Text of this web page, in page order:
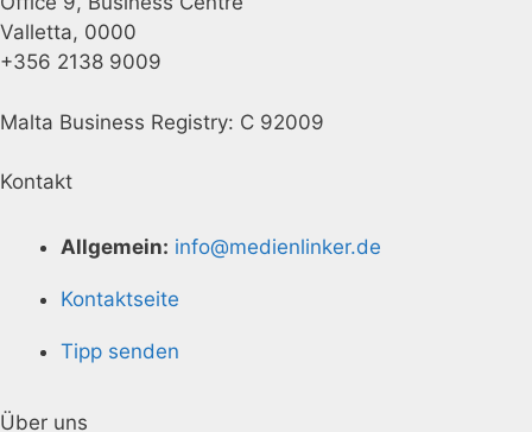
Valletta, 0000
+356 2138 9009
Malta Business Registry: C 92009
Kontakt
Allgemein: info@medienlinker.de
Kontaktseite
Tipp senden
Über uns